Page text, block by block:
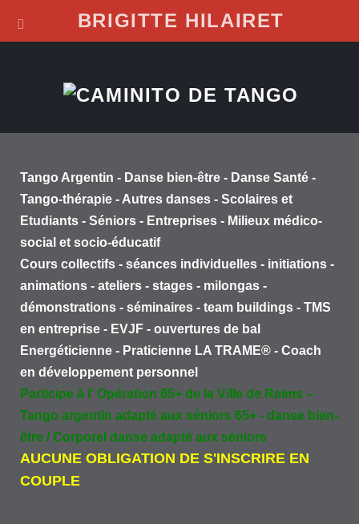
BRIGITTE HILAIRET
Tango Argentin - Danse bien-être - Danse Santé -
Tango-thérapie - Autres danses - Scolaires et
Etudiants - Séniors - Entreprises - Milieux médico-
social et socio-éducatif
Cours collectifs - séances individuelles - initiations -
animations - ateliers - stages - milongas -
démonstrations - séminaires - team buildings - TMS
en entreprise - EVJF - ouvertures de bal
Energéticienne - Praticienne LA TRAME® - Coach
en développement personnel
Participe à l' Opération 65+ de la Ville de Reims –
Tango argentin adapté aux séniors 65+ - danse bien-
être / Corporel danse adapté aux séniors
AUCUNE OBLIGATION DE S'INSCRIRE EN
COUPLE